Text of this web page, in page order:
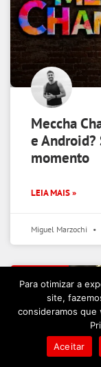
Meccha
e Android?
momento
LEIA MAIS »
Miguel Marzochi
Para otimizar a
site,
consideramos que
Aceitar